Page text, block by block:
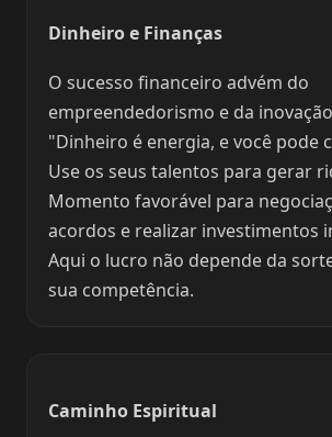
Dinheiro e Finanças
O sucesso financeiro advém do
empreendedorismo e da
"Dinheiro é energia, e você pode
Use os seus talentos para gerar
Momento favorável para
acordos e realizar investimentos
Aqui o lucro não depende da
sua competência.
Caminho Espiritual